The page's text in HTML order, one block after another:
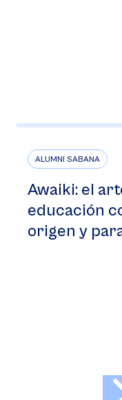
ALUMNI SABANA
Awaiki: el
educación
origen y